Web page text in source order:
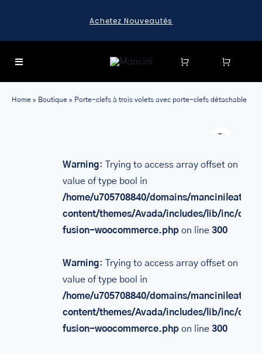
content
Acheter des Articles en Solde
Toggle
FOR:
HARD CASE SPINNER LUGGAGE SETS & CARRY-ON
LUGGAGE
LEATHER BAGS
PORTEFEUILLE EN CUIR
Home » Boutique » Porte-clefs à trois volets avec porte-clefs détachable
Warning: Trying to access array offset on
value of type bool in
/home/u705708840/domains/
content/themes/Avada/includes/lib/inc/
fusion-woocommerce.phpon line 300
Warning: Trying to access array offset on
value of type bool in
/home/u705708840/domains/
content/themes/Avada/includes/lib/inc/
fusion-woocommerce.phpon line 300